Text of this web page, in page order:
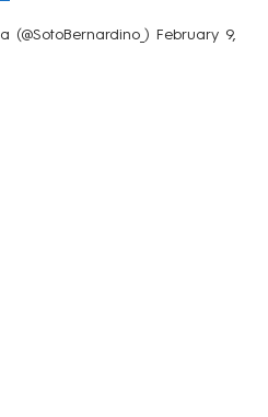
(@SotoBernardino_)
February 9,